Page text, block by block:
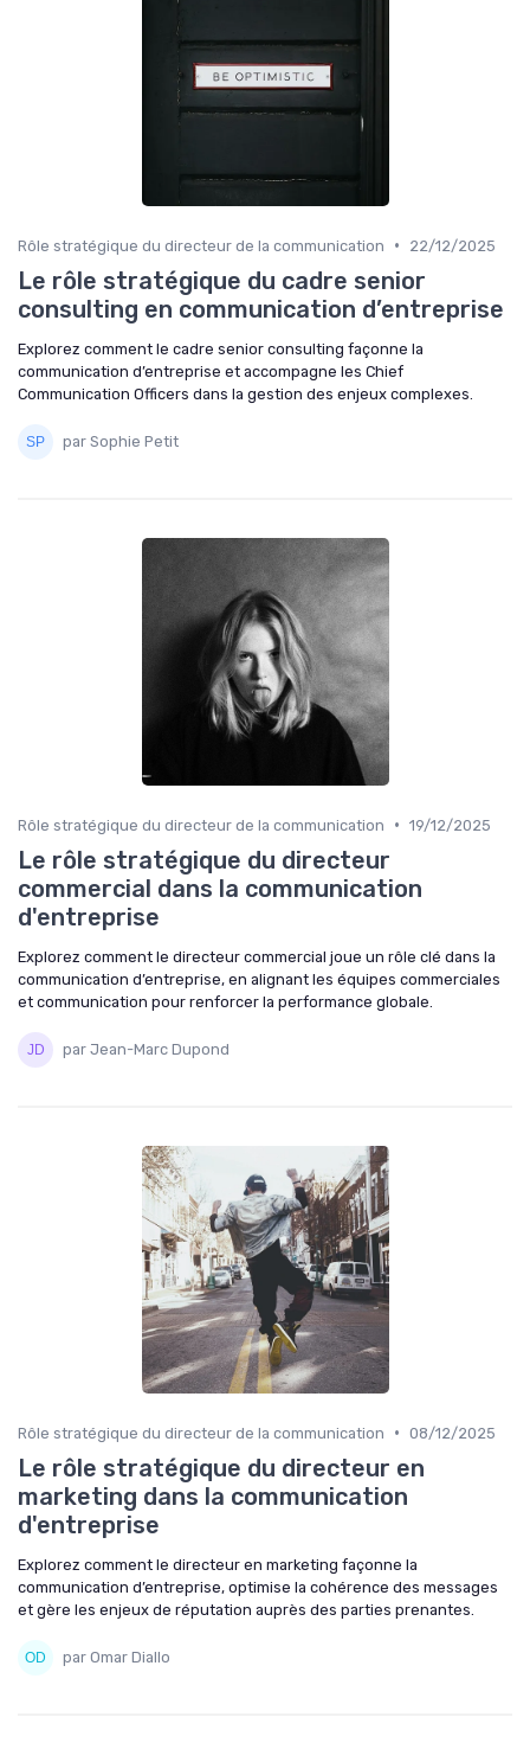
Rôle stratégique du directeur de la communication • 22/12/2025
Le rôle stratégique du cadre senior
consulting en communication d’entreprise
Explorez comment le cadre senior consulting façonne la
communication d’entreprise et accompagne les Chief
Communication Officers dans la gestion des enjeux complexes.
par Sophie Petit
Rôle stratégique du directeur de la communication • 19/12/2025
Le rôle stratégique du directeur
commercial dans la communication
d'entreprise
Explorez comment le directeur commercial joue un rôle clé dans la
communication d’entreprise, en alignant les équipes commerciales
et communication pour renforcer la performance globale.
par Jean-Marc Dupond
Rôle stratégique du directeur de la communication • 08/12/2025
Le rôle stratégique du directeur en
marketing dans la communication
d'entreprise
Explorez comment le directeur en marketing façonne la
communication d’entreprise, optimise la cohérence des messages
et gère les enjeux de réputation auprès des parties prenantes.
par Omar Diallo